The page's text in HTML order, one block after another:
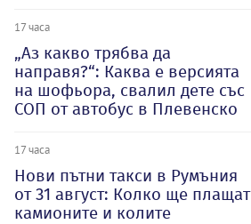
17 часа
„Аз какво трябва да
направя?“: Каква е версията
на шофьора, свалил дете със
СОП от автобус в Плевенско
17 часа
Нови пътни такси в Румъния
от 31 август: Колко ще плащат
камионите и колите